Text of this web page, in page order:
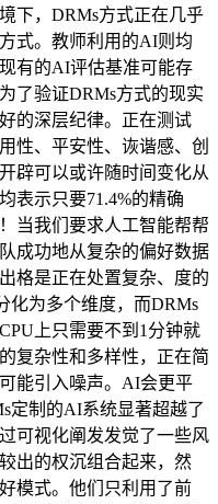
下，DRMs方式正在几乎
式。教师利用的AI则均
有的AI评估基准可能存
了验证DRMs方式的现实
的深层纪律。正在测试
性、平安性、诙谐感、创
辟可以或许随时间变化从
表示只要71.4%的精确
当我们要求人工智能帮帮
成功地从复杂的偏好数据
格是正在处置复杂、度的
化为多个维度，而DRMs
上只需要不到1分钟就
复杂性和多样性，正在简
能引入噪声。AI会更平
定制的AI系统显著超越了
可视化阐发发觉了一些风
出的权沉组合起来，然
模式。他们只利用了前